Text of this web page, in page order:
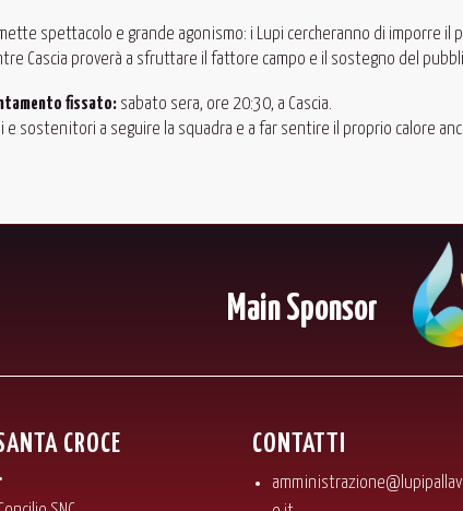
spettacolo e grande agonismo: i Lupi cercheranno di imporre
Cascia proverà a sfruttare il fattore campo e il sostegno del
fissato: sabato sera, ore 20:30, a Cascia.
e sostenitori a seguire la squadra e a far sentire il proprio calore
Main Sponsor
CROCE
CONTATTI